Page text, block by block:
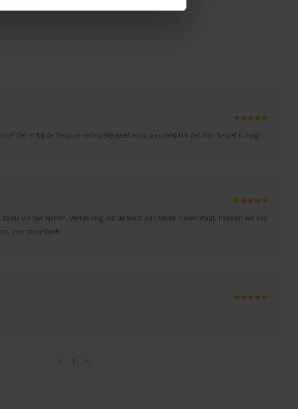
tof dat er bij de flesopener inpakpapier en bijpassend lint zat. Hier bestel ik nog!
we het wilden. Verrassing dat de tekst aan beide zijden staat, hadden we van
zeer tevreden!!
1